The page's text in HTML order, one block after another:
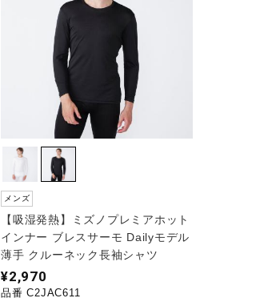
メンズ
【吸湿発熱】ミズノプレミアホット
インナー ブレスサーモ Dailyモデル
薄手 クルーネック長袖シャツ
¥2,970
品番 C2JAC611